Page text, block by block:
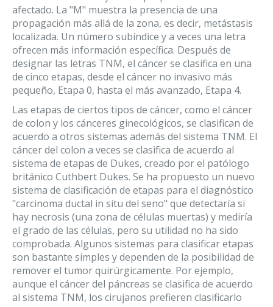
afectado. La "M" muestra la presencia de una
propagación más allá de la zona, es decir, metástasis
localizada. Un número subíndice y a veces una letra
ofrecen más información específica. Después de
designar las letras TNM, el cáncer se clasifica en una
de cinco etapas, desde el cáncer no invasivo más
pequeño, Etapa 0, hasta el más avanzado, Etapa 4.
Las etapas de ciertos tipos de cáncer, como el cáncer
de colon y los cánceres ginecológicos, se clasifican de
acuerdo a otros sistemas además del sistema TNM. El
cáncer del colon a veces se clasifica de acuerdo al
sistema de etapas de Dukes, creado por el patólogo
británico Cuthbert Dukes. Se ha propuesto un nuevo
sistema de clasificación de etapas para el diagnóstico
"carcinoma ductal in situ del seno" que detectaría si
hay necrosis (una zona de células muertas) y mediría
el grado de las células, pero su utilidad no ha sido
comprobada. Algunos sistemas para clasificar etapas
son bastante simples y dependen de la posibilidad de
remover el tumor quirúrgicamente. Por ejemplo,
aunque el cáncer del páncreas se clasifica de acuerdo
al sistema TNM, los cirujanos prefieren clasificarlo